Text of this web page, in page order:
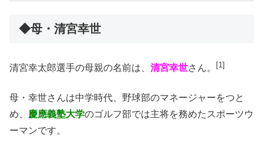
◆母・清宮幸世
清宮幸太郎選手の母親の名前は、 清宮幸世さん。 [1]
母・幸世さんは中学時代、野球部のマネージャーをつと
め、
慶應義塾大学のゴルフ部では主将を務めたスポーツウ
ーマンです。